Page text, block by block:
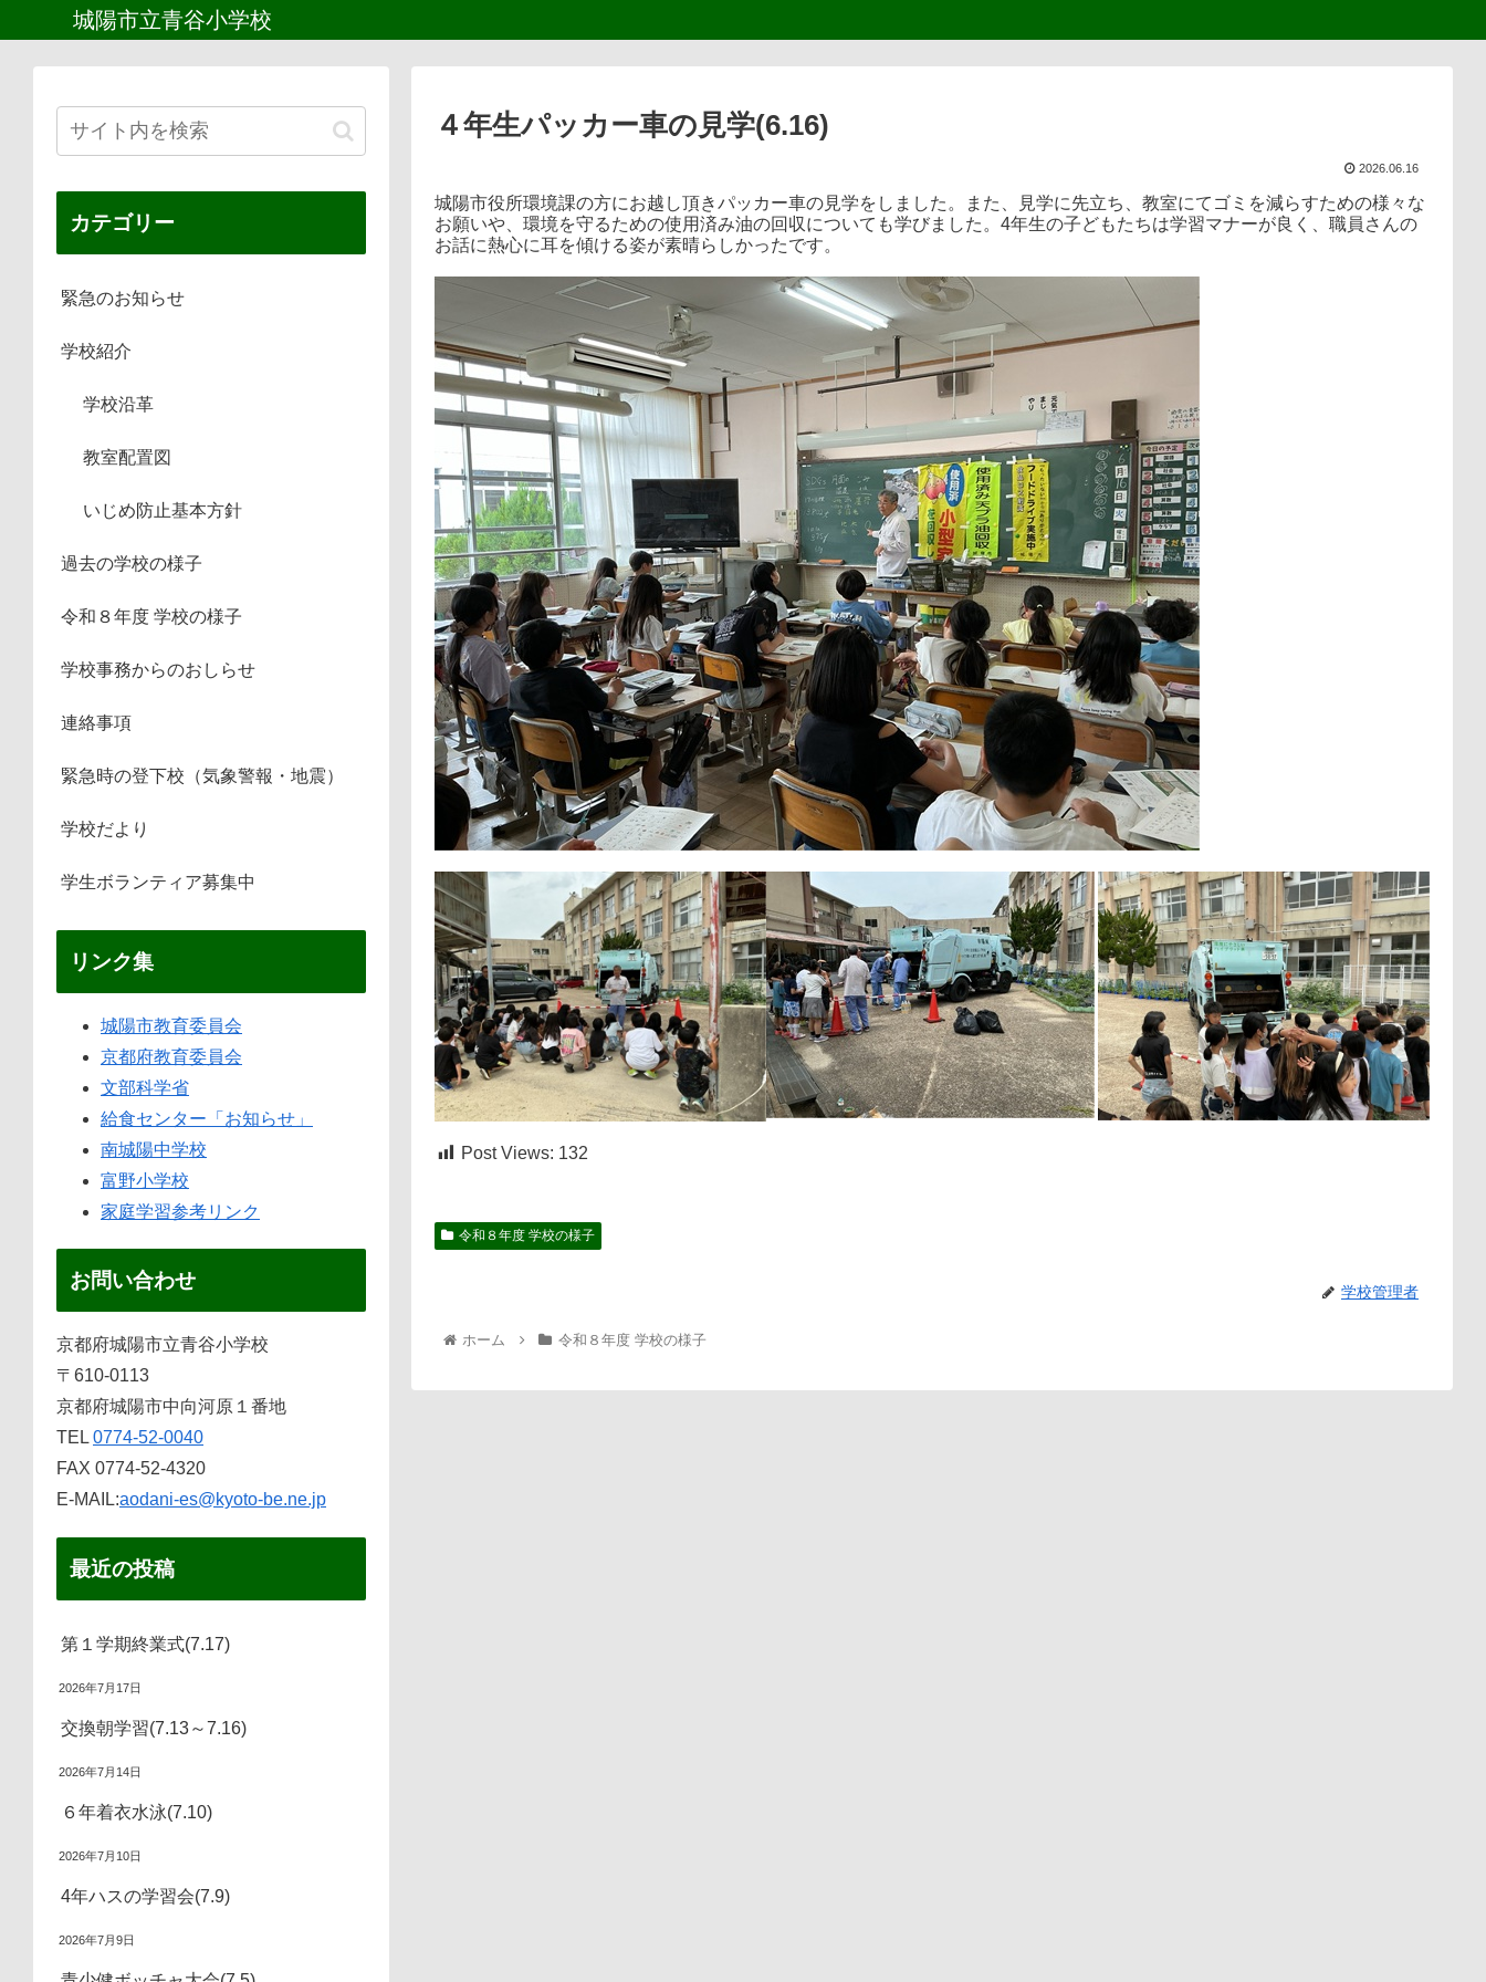
城陽市立青谷小学校
４年生パッカー車の見学(6.16)
2026.06.16
城陽市役所環境課の方にお越し頂きパッカー車の見学をしました。また、見学に先立ち、教室にてゴミを減らすための様々な
お願いや、環境を守るための使用済み油の回収についても学びました。4年生の子どもたちは学習マナーが良く、職員さんの
お話に熱心に耳を傾ける姿が素晴らしかったです。
Post Views: 132
令和８年度 学校の様子
学校管理者
ホーム 令和８年度 学校の様子
カテゴリー
緊急のお知らせ
学校紹介
学校沿革
教室配置図
いじめ防止基本方針
過去の学校の様子
令和８年度 学校の様子
学校事務からのおしらせ
連絡事項
緊急時の登下校（気象警報・地震）
学校だより
学生ボランティア募集中
リンク集
城陽市教育委員会
京都府教育委員会
文部科学省
給食センター「お知らせ」
南城陽中学校
富野小学校
家庭学習参考リンク
お問い合わせ
京都府城陽市立青谷小学校
〒610-0113
京都府城陽市中向河原１番地
TEL 0774-52-0040
FAX 0774-52-4320
E-MAIL:aodani-es@kyoto-be.ne.jp
最近の投稿
第１学期終業式(7.17)
2026年7月17日
交換朝学習(7.13～7.16)
2026年7月14日
６年着衣水泳(7.10)
2026年7月10日
4年ハスの学習会(7.9)
2026年7月9日